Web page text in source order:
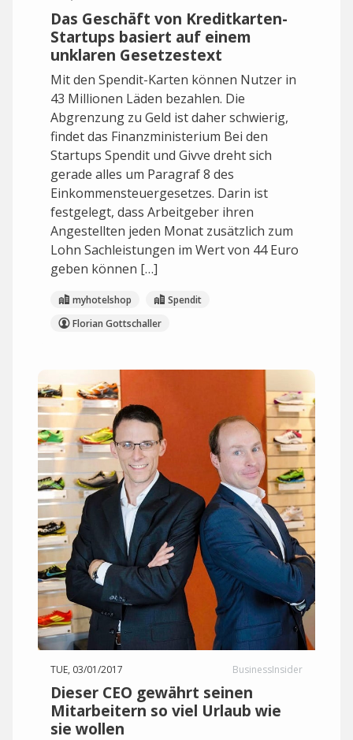
Das Geschäft von Kreditkarten-
Startups basiert auf einem
unklaren Gesetzestext
Mit den Spendit-Karten können Nutzer in
43 Millionen Läden bezahlen. Die
Abgrenzung zu Geld ist daher schwierig,
findet das Finanzministerium Bei den
Startups Spendit und Givve dreht sich
gerade alles um Paragraf 8 des
Einkommensteuergesetzes. Darin ist
festgelegt, dass Arbeitgeber ihren
Angestellten jeden Monat zusätzlich zum
Lohn Sachleistungen im Wert von 44 Euro
geben können […]
myhotelshop
Spendit
Florian Gottschaller
TUE, 03/01/2017 BusinessInsider
Dieser CEO gewährt seinen
Mitarbeitern so viel Urlaub wie
sie wollen